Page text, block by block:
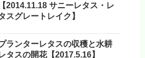
【2014.11.18 サニーレタス・レ
スグレートレイク】
ランターレタスの収穫と水耕
タスの開花【2017.5.16】